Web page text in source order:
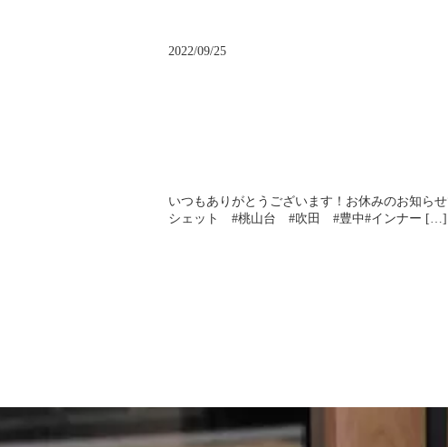
2022/09/25
いつもありがとうございます！お休みのお知ら
シェット #桃山台 #吹田 #豊中#インナー […]